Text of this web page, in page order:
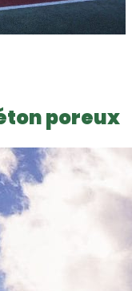
poreux